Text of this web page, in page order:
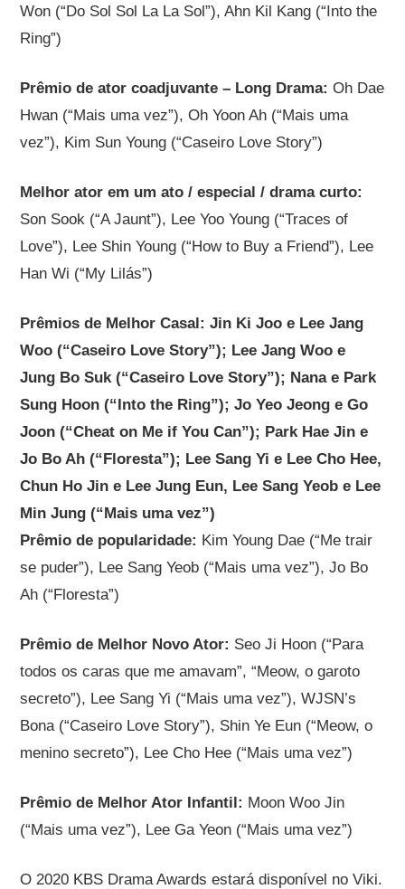
Won (“Do Sol Sol La La Sol”), Ahn Kil Kang (“Into the
Ring”)
Prêmio de ator coadjuvante – Long Drama: Oh Dae
Hwan (“Mais uma vez”), Oh Yoon Ah (“Mais uma
vez”), Kim Sun Young (“Caseiro Love Story”)
Melhor ator em um ato / especial / drama curto:
Son Sook (“A Jaunt”), Lee Yoo Young (“Traces of
Love”), Lee Shin Young (“How to Buy a Friend”), Lee
Han Wi (“My Lilás”)
Prêmios de Melhor Casal: Jin Ki Joo e Lee Jang
Woo (“Caseiro Love Story”); Lee Jang Woo e
Jung Bo Suk (“Caseiro Love Story”); Nana e Park
Sung Hoon (“Into the Ring”); Jo Yeo Jeong e Go
Joon (“Cheat on Me if You Can”); Park Hae Jin e
Jo Bo Ah (“Floresta”); Lee Sang Yi e Lee Cho Hee,
Chun Ho Jin e Lee Jung Eun, Lee Sang Yeob e Lee
Min Jung (“Mais uma vez”)
Prêmio de popularidade: Kim Young Dae (“Me trair
se puder”), Lee Sang Yeob (“Mais uma vez”), Jo Bo
Ah (“Floresta”)
Prêmio de Melhor Novo Ator: Seo Ji Hoon (“Para
todos os caras que me amavam”, “Meow, o garoto
secreto”), Lee Sang Yi (“Mais uma vez”), WJSN’s
Bona (“Caseiro Love Story”), Shin Ye Eun (“Meow, o
menino secreto”), Lee Cho Hee (“Mais uma vez”)
Prêmio de Melhor Ator Infantil: Moon Woo Jin
(“Mais uma vez”), Lee Ga Yeon (“Mais uma vez”)
O 2020 KBS Drama Awards estará disponível no Viki.